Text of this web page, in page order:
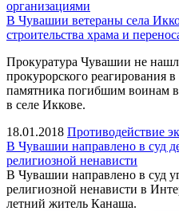
организациями
В Чувашии ветераны села
строительства храма и
Прокуратура Чувашии не
прокурорского реагирования
памятника погибшим воинам в
в селе Иккове.
18.01.2018 Противодействие
В Чувашии направлено в суд
религиозной ненависти
В Чувашии направлено в суд
религиозной ненависти в
летний житель Канаша.